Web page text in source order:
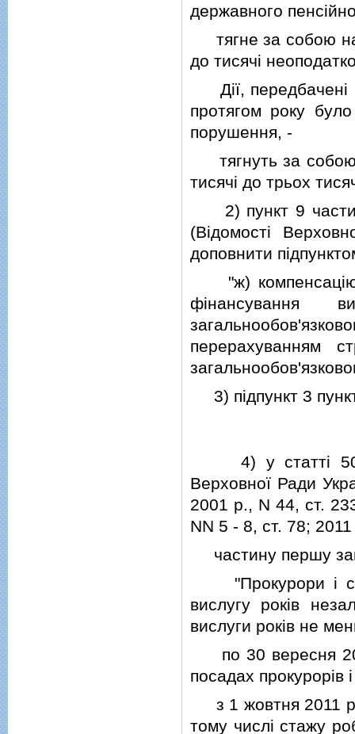
державного
тягне за собою
до тисячi
Дiї, передбаченi
протягом року
порушення, -
тягнуть за собою
тисячi до трьох
2) пункт 9
(Вiдомостi
доповнити
"ж) компенсацiю
фiнансування
перерахуванням
3) пiдпункт 3
4) у статтi
Верховної Ради
2001 р., N 44, ст.
NN 5 - 8, ст. 78;
частину першу
"Прокурори i
вислугу рокiв
вислуги рокiв не
по 30 вересня
посадах прокурорiв
з 1 жовтня 2011
тому числi стажу